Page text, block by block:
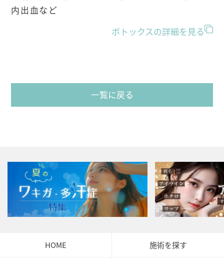
内出血など
ボトックスの詳細を見る
一覧に戻る
HOME 施術を探す